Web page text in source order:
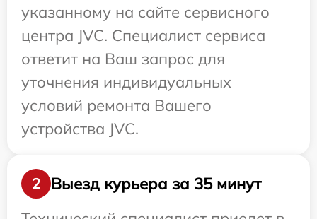
указанному на сайте сервисного
центра JVC. Специалист сервиса
ответит на Ваш запрос для
уточнения индивидуальных
условий ремонта Вашего
устройства JVC.
2
Выезд курьера за 35 минут